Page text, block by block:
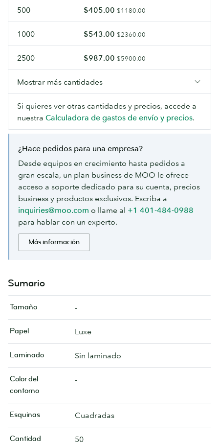
500 $405.00 $1180.00
1000 $543.00 $2360.00
2500 $987.00 $5900.00
Mostrar más cantidades
Si quieres ver otras cantidades y precios, accede a
nuestra Calculadora de gastos de envío y precios.
¿Hace pedidos para una empresa?
Desde equipos en crecimiento hasta pedidos a
gran escala, un plan business de MOO le ofrece
acceso a soporte dedicado para su cuenta, precios
business y productos exclusivos. Escriba a
inquiries@moo.com o llame al +1 401-484-0988
para hablar con un experto.
Más información
Sumario
Tamaño -
Papel Luxe
Laminado Sin laminado
Color del
contorno
-
Esquinas Cuadradas
Cantidad 50